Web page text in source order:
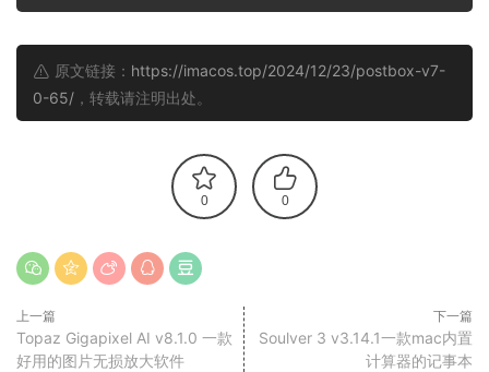
原文链接： https://imacos.top/2024/12/23/postbox-v7-
0-65/ ，转载请注明出处。
0 0
上一篇
Topaz Gigapixel AI v8.1.0 一款
好用的图片无损放大软件
下一篇
Soulver 3 v3.14.1一款mac内置
计算器的记事本